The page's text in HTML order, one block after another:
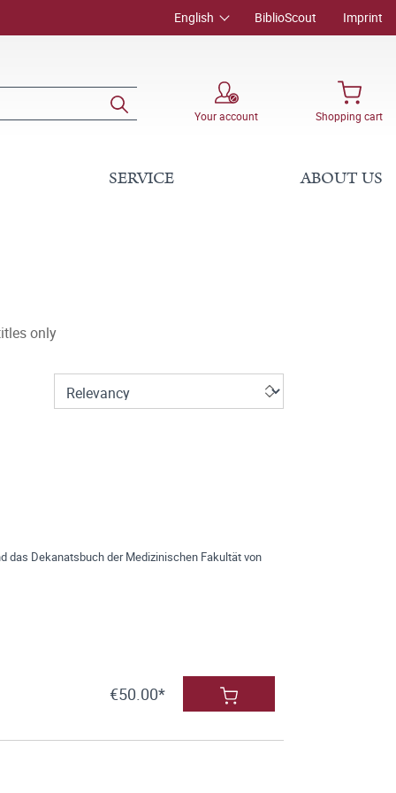
English BiblioScout Imprint
Your account Shopping cart
SERVICE ABOUT US
only
das Dekanatsbuch der Medizinischen Fakultät von
€50.00*